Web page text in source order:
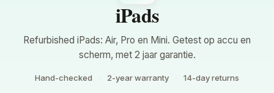
iPads
Refurbished iPads: Air, Pro en Mini. Getest op accu en
scherm, met 2 jaar garantie.
Hand-checked 2-year warranty 14-day returns